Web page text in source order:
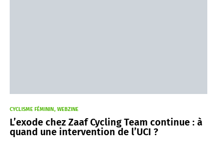
CYCLISME FÉMININ WEBZINE
L’exode chez Zaaf Cycling Team continue : à
quand une intervention de l’UCI ?